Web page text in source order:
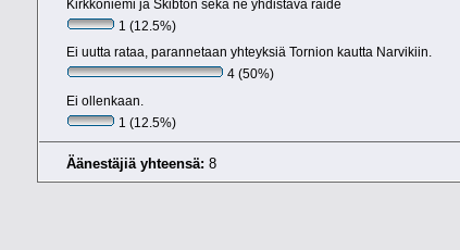
Kirkkoniemi ja Skibton sekä ne yhdistävä raide
1 (12.5%)
Ei uutta rataa, parannetaan yhteyksiä Tornion kautta Narvikiin.
4 (50%)
Ei ollenkaan.
1 (12.5%)
Äänestäjiä yhteensä: 8